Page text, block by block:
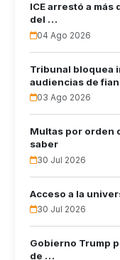
ICE arrestó a
del …
04 Ago 2026
Tribunal bloquea
audiencias de
03 Ago 2026
Multas por orden
saber
30 Jul 2026
Acceso a la
30 Jul 2026
Gobierno Trump
de …